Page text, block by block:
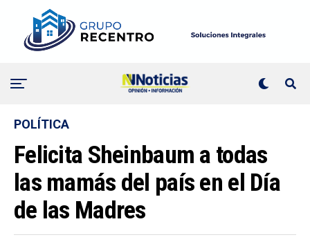
POLÍTICA
Felicita Sheinbaum a todas
las mamás del país en el Día
de las Madres